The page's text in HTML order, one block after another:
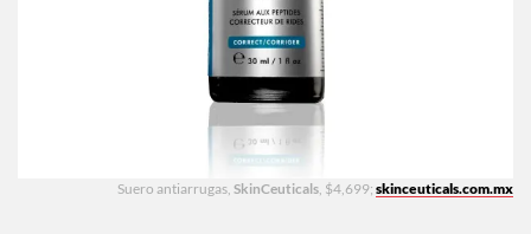
Suero antiarrugas, SkinCeuticals , $4,699; skinceuticals.com.mx